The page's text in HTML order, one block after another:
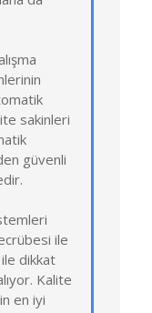
sakinleri
güvenli
ile
dikkat
Kalite
en iyi